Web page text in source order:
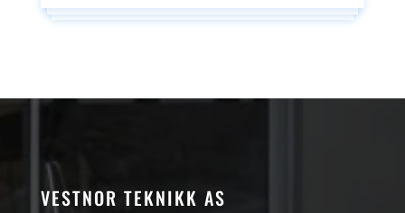
VESTNOR TEKNIKK AS